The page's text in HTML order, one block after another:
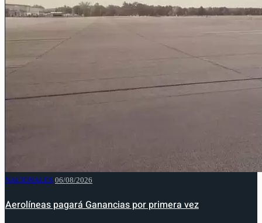
NACIONALES 06/08/2026
Aerolíneas pagará Ganancias por primera vez